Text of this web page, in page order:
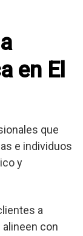
en El
que
e individuos
y
a
con